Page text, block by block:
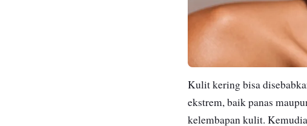
Kulit kering bisa
ekstrem, baik panas
kelembapan kulit.